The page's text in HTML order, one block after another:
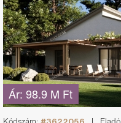
Ár: 98.9 M Ft